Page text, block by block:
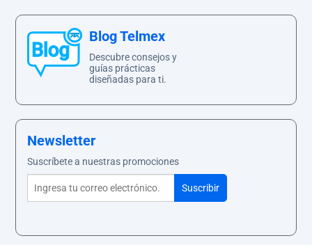
Blog Telmex
Descubre consejos y
guías prácticas
diseñadas para ti.
Newsletter
Suscríbete a nuestras promociones